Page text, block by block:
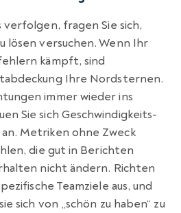
fragen Sie sich,
lösen versuchen. Wenn Ihr
kämpft, sind
Ihre Nordsternen.
immer wieder ins
Sie sich Geschwindigkeits-
Metriken ohne Zweck
die gut in Berichten
nicht ändern. Richten
Teamziele aus, und
sich von „schön zu haben“ zu